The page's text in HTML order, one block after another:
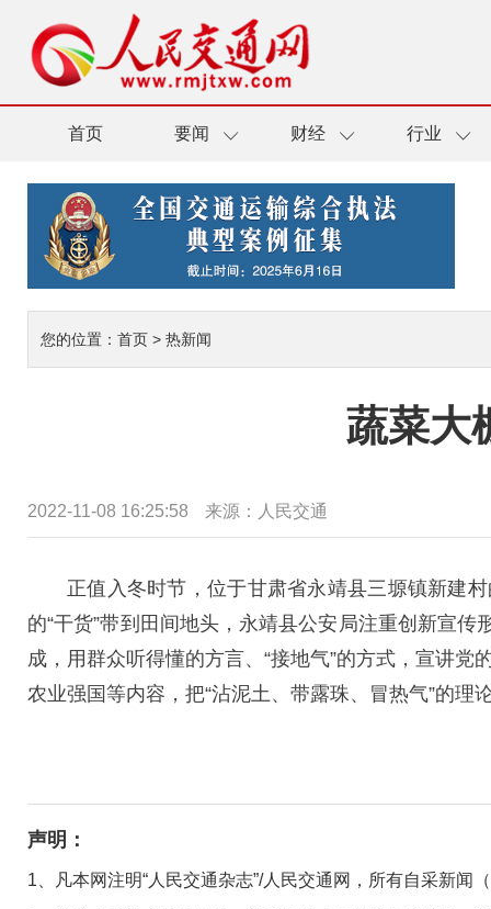
首页 要闻 财经 行业
您的位置： 首页 > 热新闻
蔬菜大
2022-11-08 16:25:58 来源： 人民交通
正值入冬时节，位于甘肃省永靖县三塬镇新建
的“干货”带到田间地头，永靖县公安局注重创新宣
成，用群众听得懂的方言、“接地气”的方式，宣讲
农业强国等内容，把“沾泥土、带露珠、冒热气”的理
声明：
1、凡本网注明“人民交通杂志”/人民交通网，所有自采新